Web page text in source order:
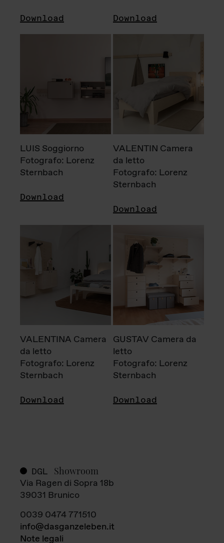
Download Download
LUIS Soggiorno
Fotografo: Lorenz
Sternbach
Download
VALENTIN Camera
da letto
Fotografo: Lorenz
Sternbach
Download
VALENTINA Camera
da letto
Fotografo: Lorenz
Sternbach
Download
GUSTAV Camera da
letto
Fotografo: Lorenz
Sternbach
Download
DGL Showroom
Via Ragen di Sopra 18b
39031 Brunico
0039 0474 771510
info@dasganzeleben.it
Note legali